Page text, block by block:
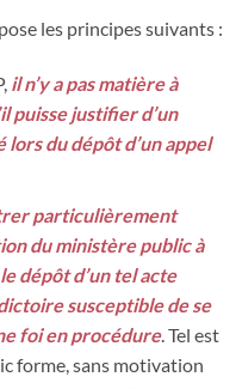
les principes suivants :
il n’y a pas matière à
puisse justifier d’un
du dépôt d’un appel
particulièrement
du ministère public à
dépôt d’un tel acte
susceptible de se
foi en procédure. Tel est
forme, sans motivation